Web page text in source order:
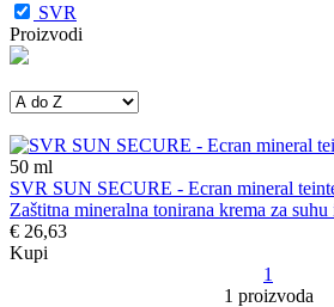
SVR
Proizvodi
50 ml
SVR SUN SECURE - Ecran mineral
Zaštitna mineralna tonirana krema za
€ 26,63
Kupi
1
1 proizvoda